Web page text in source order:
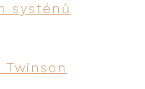
systénů